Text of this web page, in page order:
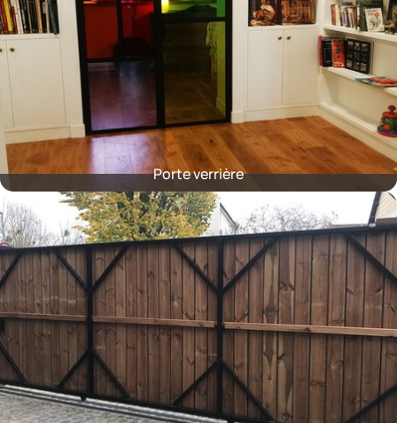
Porte verrière